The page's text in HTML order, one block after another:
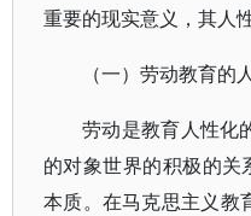
重要的现实意义，其人
（一）劳动教育的
劳动是教育人性化
的对象世界的积极的关
本质。在马克思主义教